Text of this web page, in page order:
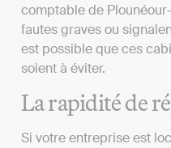
comptable de
fautes graves ou
est possible que ces
soient à éviter.
La rapidité de
Si votre entreprise est